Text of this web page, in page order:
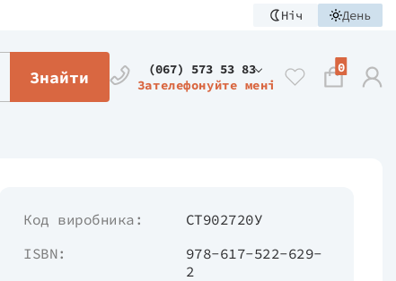
Ніч День
Знайти
(067) 573 53 83
Зателефонуйте мені
0
Код виробника:
СТ902720У
ISBN:
978-617-522-629-
2